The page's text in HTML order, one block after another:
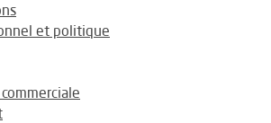
et politique